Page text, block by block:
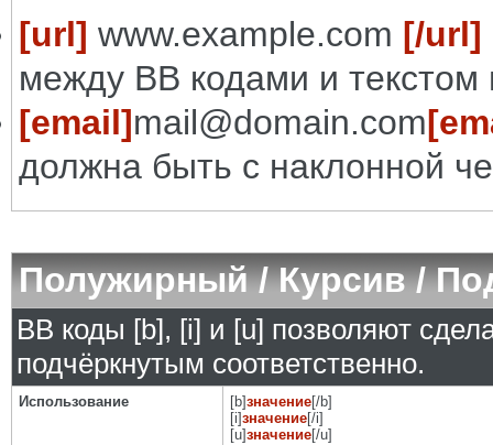
[url] www.example.com [/url]
между BB кодами и текстом
[email]mail@domain.com
должна быть с наклонной
Полужирный / Курсив /
BB коды [b], [i] и [u] позволяют
подчёркнутым соответственно.
Использование [b]значение[/b]
[i]значение[/i]
[u]значение[/u]